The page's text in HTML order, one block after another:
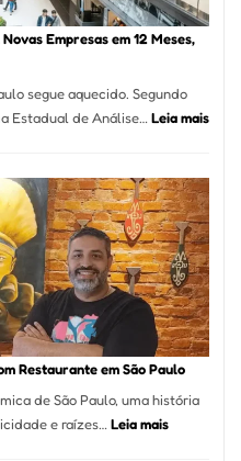
Empresas em 12 Meses,
segue aquecido. Segundo
Estadual de Análise…Leia mais:
de
513
Mil
em
Restaurante em São Paulo
de São Paulo, uma história
e raízes… Leia mais: